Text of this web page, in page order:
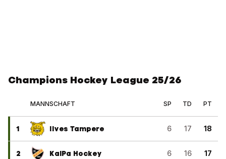
Champions Hockey League 25/26
MANNSCHAFT SP TD PT
1 Ilves Tampere 6 17 18
2 KalPa Hockey 6 16 17